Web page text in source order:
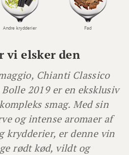
vi elsker den
Chianti Classico
2019 er en eksklusiv
smag. Med sin
og intense aromaer af
krydderier, er denne vin
rødt kød, vildt og
Andre krydderier Fad